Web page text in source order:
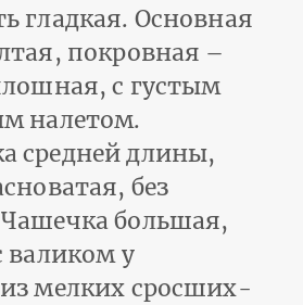
гладкая. Основная
покровная –
с густым
нале­том.
средней длины,
без
большая,
валиком у
мелких сросших­